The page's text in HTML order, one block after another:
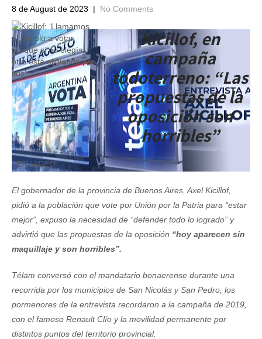
8 de August de 2023 | No Comments
Kicillof, en
campaña
todoterreno: “Las
propuestas de la
oposición son
horribles”
VER VIDEO
El gobernador de la provincia de Buenos Aires, Axel Kicillof,
pidió a la población que vote por Unión por la Patria para “estar
mejor”, expuso la necesidad de “defender todo lo logrado” y
advirtió que las propuestas de la oposición “hoy aparecen sin
maquillaje y son horribles”.
Télam conversó con el mandatario bonaerense durante una
recorrida por los municipios de San Nicolás y San Pedro; los
pormenores de la entrevista recordaron a la campaña de 2019,
con el famoso Renault Clío y la movilidad permanente por
distintos puntos del territorio provincial.